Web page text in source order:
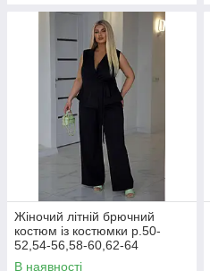
Жіночий літній брючний
костюм із костюмки р.50-
52,54-56,58-60,62-64
В наявності